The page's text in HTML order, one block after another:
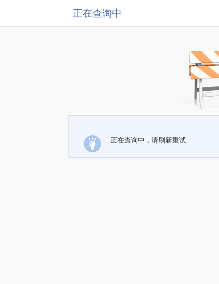
正在查询中
正在查询中，请刷新重试